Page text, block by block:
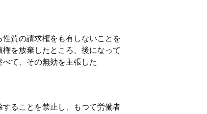
質の請求権をも有しないことを
を放棄したところ、後になって
て、その無効を主張した
ることを禁止し、もつて労働者